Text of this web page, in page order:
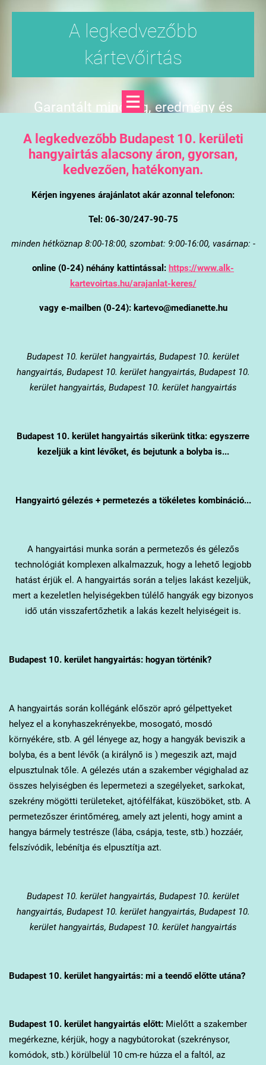
A legkedvezőbb
kártevőirtás
Garantált minőség, eredmény és
A legkedvezőbb Budapest 10. kerületi
hangyairtás alacsony áron, gyorsan,
kedvezően, hatékonyan.
Kérjen ingyenes árajánlatot akár azonnal telefonon:
Tel: 06-30/247-90-75
minden hétköznap 8:00-18:00, szombat: 9:00-16:00, vasárnap: -
online (0-24) néhány kattintással: https://www.alk-
kartevoirtas.hu/arajanlat-keres/
vagy e-mailben (0-24): kartevo@medianette.hu
Budapest 10. kerület hangyairtás, Budapest 10. kerület
hangyairtás, Budapest 10. kerület hangyairtás, Budapest 10.
kerület hangyairtás, Budapest 10. kerület hangyairtás
Budapest 10. kerület hangyairtás sikerünk titka: egyszerre
kezeljük a kint lévőket, és bejutunk a bolyba is...
Hangyairtó gélezés + permetezés a tökéletes kombináció...
A hangyairtási munka során a permetezős és gélezős
technológiát komplexen alkalmazzuk, hogy a lehető legjobb
hatást érjük el. A hangyairtás során a teljes lakást kezeljük,
mert a kezeletlen helyiségekben túlélő hangyák egy bizonyos
idő után visszafertőzhetik a lakás kezelt helyiségeit is.
Budapest 10. kerülethangyairtás: hogyan történik?
A hangyairtás során kollégánk először apró gélpettyeket
helyez el a konyhaszekrényekbe, mosogató, mosdó
környékére, stb. A gél lényege az, hogy a hangyák beviszik a
bolyba, és a bent lévők (a királynő is ) megeszik azt, majd
elpusztulnak tőle. A gélezés után a szakember végighalad az
összes helyiségben és lepermetezi a szegélyeket, sarkokat,
szekrény mögötti területeket, ajtófélfákat, küszöböket, stb. A
permetezőszer érintőméreg, amely azt jelenti, hogy amint a
hangya bármely testrésze (lába, csápja, teste, stb.) hozzáér,
felszívódik, lebénítja és elpusztítja azt.
Budapest 10. kerület hangyairtás, Budapest 10. kerület
hangyairtás, Budapest 10. kerület hangyairtás, Budapest 10.
kerület hangyairtás, Budapest 10. kerület hangyairtás
Budapest 10. kerülethangyairtás: mi a teendő előtte utána?
Budapest 10. kerülethangyairtás előtt:Mielőtt a szakember
megérkezne, kérjük, hogy a nagybútorokat (szekrénysor,
komódok, stb.) körülbelül 10 cm-re húzza el a faltól, az